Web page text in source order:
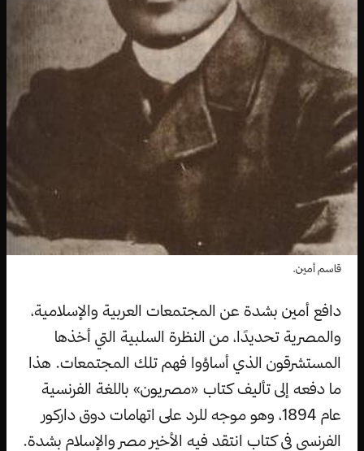
قاسم أمين.
دافع أمين بشدة عن المجتمعات العربية والإسلامية،
والمصرية تحديدًا، من النظرة السلبية التي أخذها
المستشرقون الذي أساؤوا فهم تلك المجتمعات. هذا
ما دفعه إلى تأليف كتاب «مصريون» باللغة الفرنسية
عام 1894، وهو موجه للرد على اتهامات دوق داركور
الفرنسي في كتابٍ انتقد فيه الأخير مصر والإسلام بشدة.